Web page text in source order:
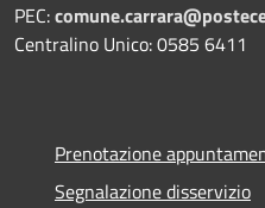
PEC:
Centralino Unico: 0585 6411
Prenotazione
Segnalazione disservizio